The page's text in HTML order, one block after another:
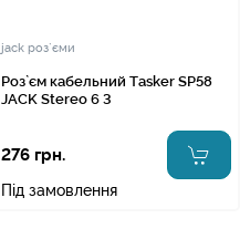
jack роз`єми
Роз`єм кабельний Tasker SP58
JACK Stereo 6 3
276 грн.
Під замовлення